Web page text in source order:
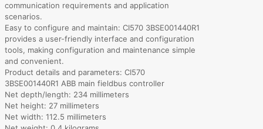
communication requirements and application
scenarios.
Easy to configure and maintain: CI570 3BSE001440R1
provides a user-friendly interface and configuration
tools, making configuration and maintenance simple
and convenient.
Product details and parameters: CI570
3BSE001440R1 ABB main fieldbus controller
Net depth/length: 234 millimeters
Net height: 27 millimeters
Net width: 112.5 millimeters